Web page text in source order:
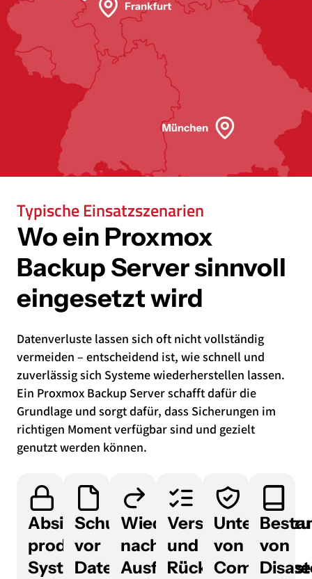
Typische Einsatzszenarien
Wo ein Proxmox
Backup Server sinnvoll
eingesetzt wird
Datenverluste lassen sich oft nicht vollständig
vermeiden – entscheidend ist, wie schnell und
zuverlässig sich Systeme wiederherstellen lassen.
Ein Proxmox Backup Server schafft dafür die
Grundlage und sorgt dafür, dass Sicherungen im
richtigen Moment verfügbar sind und gezielt
genutzt werden können.
Absicherung
produktiver
Systeme
Schutz
vor
Datenverlust
Wiederherstellung
nach
Ausfällen
Versionierung
und
Rücksicherung
von
von